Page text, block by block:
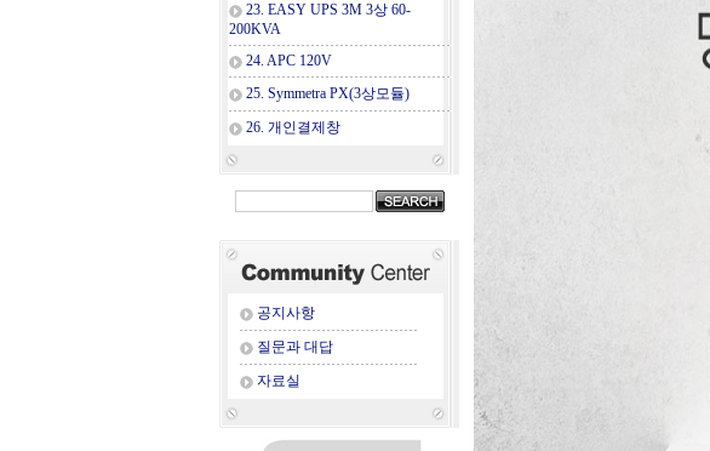
23. EASY UPS 3M 3상 60-
200KVA
24. APC 120V
25. Symmetra PX(3상모듈)
26. 개인결제창
공지사항
질문과 대답
자료실